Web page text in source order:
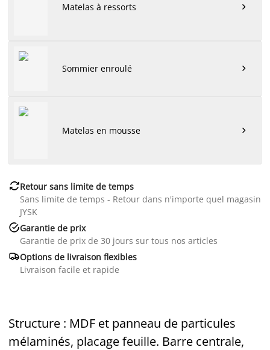
Matelas à ressorts 
Sommier enroulé 
Matelas en mousse 
Retour sans limite de temps
Sans limite de temps - Retour dans n'importe quel magasin
JYSK
Garantie de prix
Garantie de prix de 30 jours sur tous nos articles
Options de livraison flexibles
Livraison facile et rapide
Structure : MDF et panneau de particules
mélaminés, placage feuille. Barre centrale,